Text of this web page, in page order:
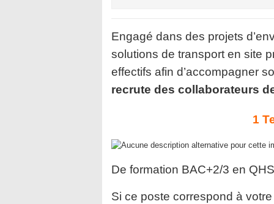
Engagé dans des projets
solutions de transport en site
effectifs afin d’accompagner
recrute des collaborateurs
1
De formation BAC+2/3 en
Si ce poste correspond à